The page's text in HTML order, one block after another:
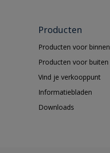
Producten
Producten voor binnen
Producten voor buiten
Vind je verkooppunt
Informatiebladen
Downloads